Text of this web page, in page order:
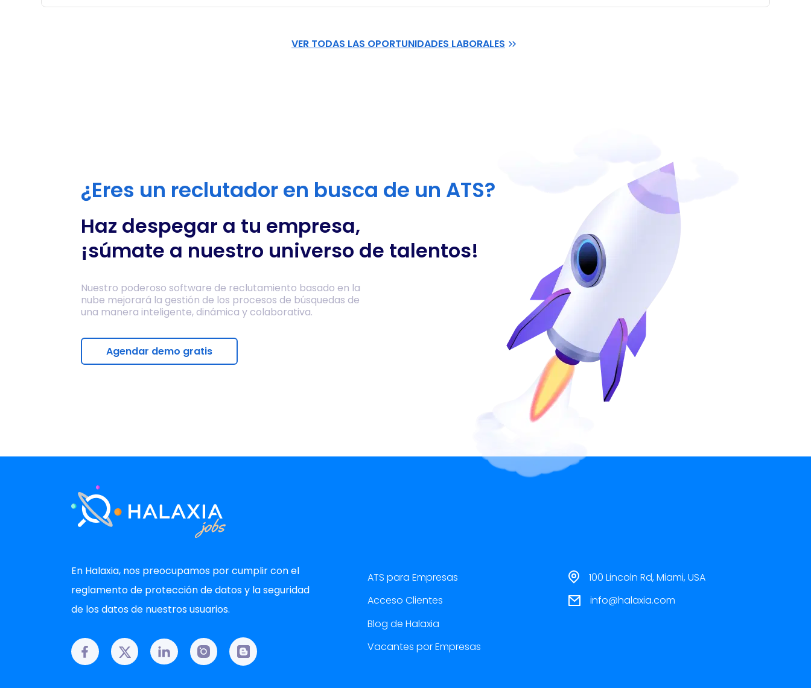
VER TODAS LAS OPORTUNIDADES LABORALES
¿Eres un reclutador en busca de un ATS?
Haz despegar a tu empresa,
¡súmate a nuestro universo de talentos!
Nuestro poderoso software de reclutamiento basado en la
nube mejorará la gestión de los procesos de búsquedas de
una manera inteligente, dinámica y colaborativa.
Agendar demo gratis
En Halaxia, nos preocupamos por cumplir con el
reglamento de protección de datos y la seguridad
de los datos de nuestros usuarios.
ATS para Empresas
Acceso Clientes
Blog de Halaxia
Vacantes por Empresas
100 Lincoln Rd, Miami, USA
info@halaxia.com